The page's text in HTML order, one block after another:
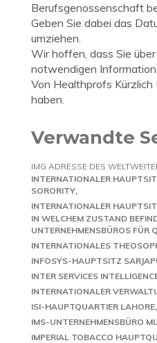
Berufsgenossenschaft
Geben Sie dabei das
umziehen.
Wir hoffen, dass Sie
notwendigen
Von Healthprofs
haben.
Verwandte
IMG ADRESSE DES
INTERNATIONALER
SORORITY
INTERNATIONALER
IN WELCHEM ZUSTAND
UNTERNEHMENSBÜROS FÜR
INTERNATIONALES
INFOSYS-HAUPTSITZ
INTER SERVICES
INTERNATIONALER
ISI-HAUPTQUARTIER LAHORE
IMS-UNTERNEHMENSBÜRO
IMPERIAL TOBACCO